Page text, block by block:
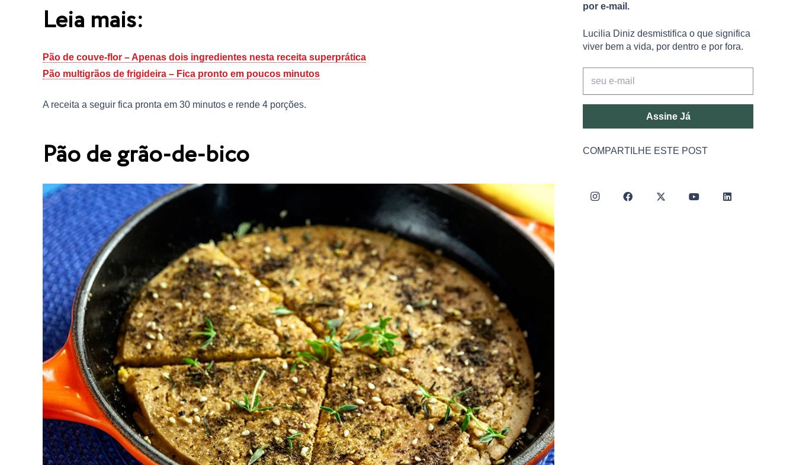
Leia mais:
Pão de couve-flor – Apenas dois ingredientes nesta receita superprática
Pão multigrãos de frigideira – Fica pronto em poucos minutos
A receita a seguir fica pronta em 30 minutos e rende 4 porções.
Pão de grão-de-bico
por e-mail.
Lucilia Diniz desmistifica o que significa
viver bem a vida, por dentro e por fora.
Assine Já
COMPARTILHE ESTE POST